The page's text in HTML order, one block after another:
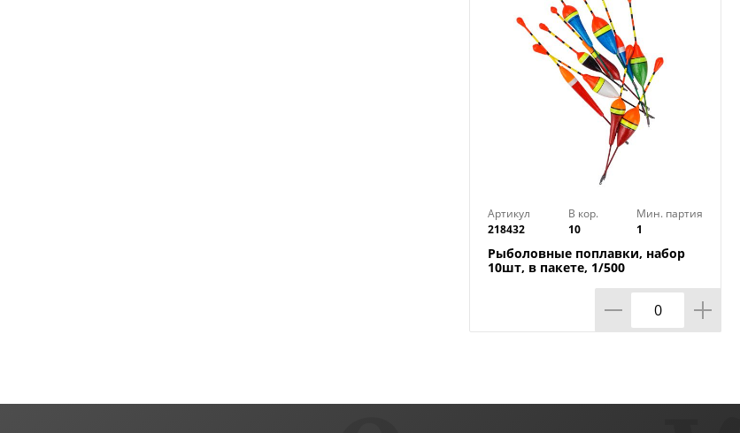
Артикул
218432
В кор.
10
Мин. партия
1
Рыболовные поплавки, набор
10шт, в пакете, 1/500